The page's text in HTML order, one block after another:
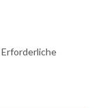
Erforderliche